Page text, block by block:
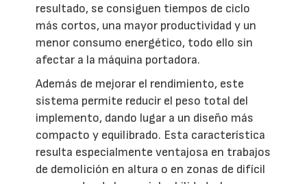
resultado, se consiguen tiempos de ciclo
más cortos, una mayor productividad y un
menor consumo energético, todo ello sin
afectar a la máquina portadora.
Además de mejorar el rendimiento, este
sistema permite reducir el peso total del
implemento, dando lugar a un diseño más
compacto y equilibrado. Esta característica
resulta especialmente ventajosa en trabajos
de demolición en altura o en zonas de difícil